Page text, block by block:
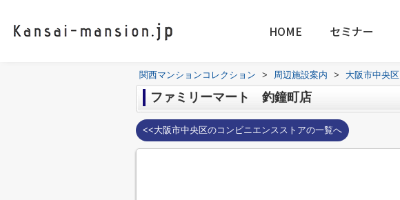
HOME セミナー
関西マンションコレクション > 周辺施設案内 > 大阪市中央区
ファミリーマート 釣鐘町店
<<大阪市中央区のコンビニエンスストアの一覧へ